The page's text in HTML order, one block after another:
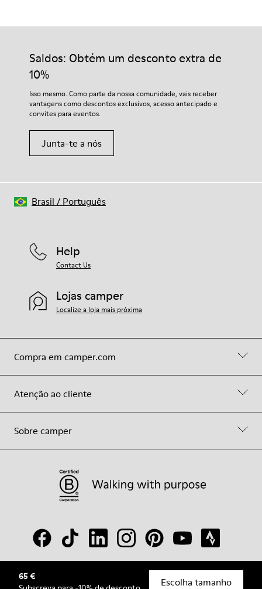
65 €
Escolha tamanho
Os nossos sapatos são fabricados com materiais
garantir que duram mais tempo.
Para instruções detalhadas sobre como cuidar do teu par,
visita o nossoGuia de Cuidados para Sapatos.
Saldos: Obtém um desconto extra de
10%
Isso mesmo. Como parte da nossa comunidade, vais receber
vantagens como descontos exclusivos, acesso antecipado e
convites para eventos.
Junta-te a nós
Compra em camper.com
Atenção ao cliente
Sobre camper
Help
Contact Us
Lojas camper
Localize a loja mais próxima
© Camper, 2026
Brasil / Português